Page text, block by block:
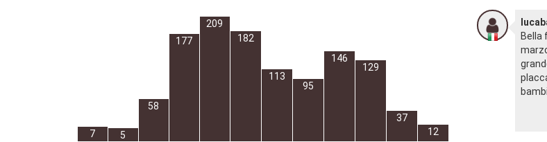
7 5
58
177
209
182
113
95
146
129
37
12
Bella